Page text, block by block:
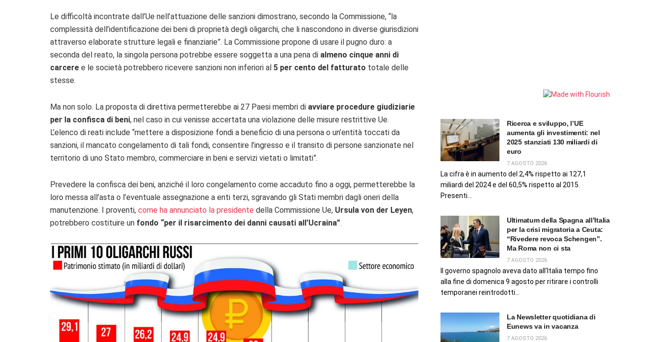
Le difficoltà incontrate dall’Ue nell’attuazione delle sanzioni dimostrano, secondo la Commissione, “la
complessità dell’identificazione dei beni di proprietà degli oligarchi, che li nascondono in diverse giurisdizioni
attraverso elaborate strutture legali e finanziarie”. La Commissione propone di usare il pugno duro: a
seconda del reato, la singola persona potrebbe essere soggetta a una pena di almeno cinque anni di
carcere e le società potrebbero ricevere sanzioni non inferiori al 5 per cento del fatturato totale delle
stesse.
Ma non solo. La proposta di direttiva permetterebbe ai 27 Paesi membri di avviare procedure giudiziarie
per la confisca di beni, nel caso in cui venisse accertata una violazione delle misure restrittive Ue.
L’elenco di reati include “mettere a disposizione fondi a beneficio di una persona o un’entità toccati da
sanzioni, il mancato congelamento di tali fondi, consentire l’ingresso e il transito di persone sanzionate nel
territorio di uno Stato membro, commerciare in beni e servizi vietati o limitati”.
Prevedere la confisca dei beni, anziché il loro congelamento come accaduto fino a oggi, permetterebbe la
loro messa all’asta o l’eventuale assegnazione a enti terzi, sgravando gli Stati membri dagli oneri della
manutenzione. I proventi, come ha annunciato la presidente della Commissione Ue, Ursula von der Leyen,
potrebbero costituire un fondo “per il risarcimento dei danni causati all’Ucraina”.
Ricerca e sviluppo, l’UE
aumenta gli investimenti: nel
2025 stanziati 130 miliardi di
euro
7 AGOSTO 2026
La cifra è in aumento del 2,4% rispetto ai 127,1
miliardi del 2024 e del 60,5% rispetto al 2015.
Presenti...
Ultimatum della Spagna all’Italia
per la crisi migratoria a Ceuta:
“Rivedere revoca Schengen”.
Ma Roma non ci sta
7 AGOSTO 2026
Il governo spagnolo aveva dato all'Italia tempo fino
alla fine di domenica 9 agosto per ritirare i controlli
temporanei reintrodotti...
La Newsletter quotidiana di
Eunews va in vacanza
7 AGOSTO 2026